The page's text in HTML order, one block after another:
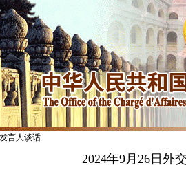
言人谈话
2024年9月26日外